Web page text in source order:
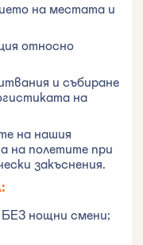
на местата и
относно
и събиране
на
на нашия
на полетите при
закъснения.
нощни смени;